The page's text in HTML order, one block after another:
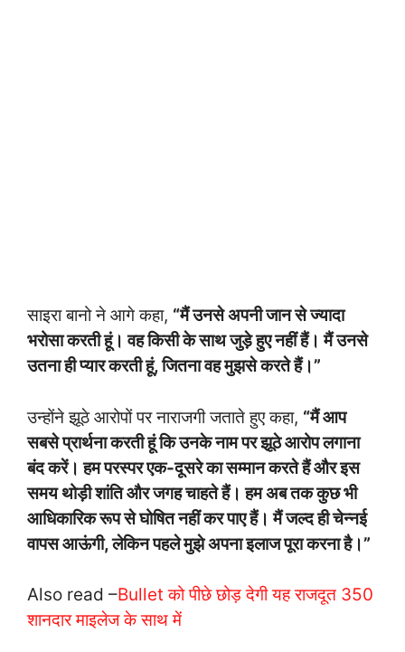
साइरा बानो ने आगे कहा, “मैं उनसे अपनी जान से ज्यादा
भरोसा करती हूं। वह किसी के साथ जुड़े हुए नहीं हैं। मैं उनसे
उतना ही प्यार करती हूं, जितना वह मुझसे करते हैं।”
उन्होंने झूठे आरोपों पर नाराजगी जताते हुए कहा, “मैं आप
सबसे प्रार्थना करती हूं कि उनके नाम पर झूठे आरोप लगाना
बंद करें। हम परस्पर एक-दूसरे का सम्मान करते हैं और इस
समय थोड़ी शांति और जगह चाहते हैं। हम अब तक कुछ भी
आधिकारिक रूप से घोषित नहीं कर पाए हैं। मैं जल्द ही चेन्नई
वापस आऊंगी, लेकिन पहले मुझे अपना इलाज पूरा करना है।”
Also read –Bullet को पीछे छोड़ देगी यह राजदूत 350
शानदार माइलेज के साथ में